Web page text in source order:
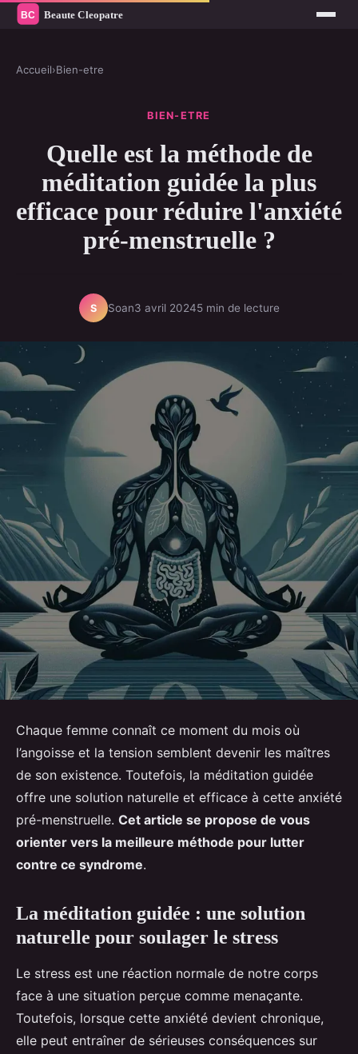
Accueil›Bien-etre
BIEN-ETRE
Quelle est la méthode de
méditation guidée la plus
efficace pour réduire l'anxiété
pré-menstruelle ?
S Soan3 avril 20245 min de lecture
Chaque femme connaît ce moment du mois où
l’angoisse et la tension semblent devenir les maîtres
de son existence. Toutefois, la méditation guidée
offre une solution naturelle et efficace à cette anxiété
pré-menstruelle. Cet article se propose de vous
orienter vers la meilleure méthode pour lutter
contre ce syndrome.
La méditation guidée : une solution
naturelle pour soulager le stress
Le stress est une réaction normale de notre corps
face à une situation perçue comme menaçante.
Toutefois, lorsque cette anxiété devient chronique,
elle peut entraîner de sérieuses conséquences sur